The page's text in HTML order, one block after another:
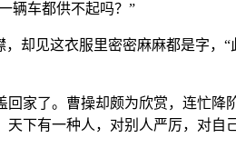
辆车都供不起吗？”
见这衣服里密密麻麻都是字，
了。曹操却颇为欣赏，连忙降
下有一种人，对别人严厉，对